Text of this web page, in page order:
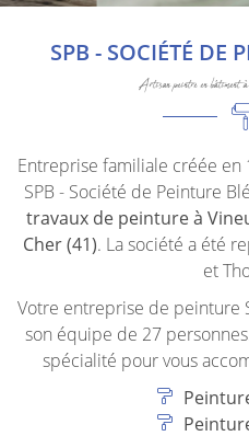
En cochant cette case, vous
commerciales à l'adresse email
SPB - SOCIÉTÉ DE
Artisan peintre en bâtiment
Entreprise familiale créée en
SPB - Société de Peinture
travaux de peinture à
Cher (41). La société a été
et
Votre entreprise de peinture
son équipe de 27
spécialité pour vous